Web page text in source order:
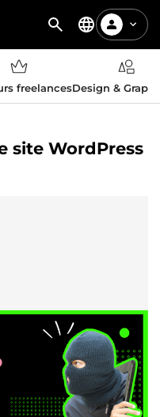
freelancesDesign &
site WordPress